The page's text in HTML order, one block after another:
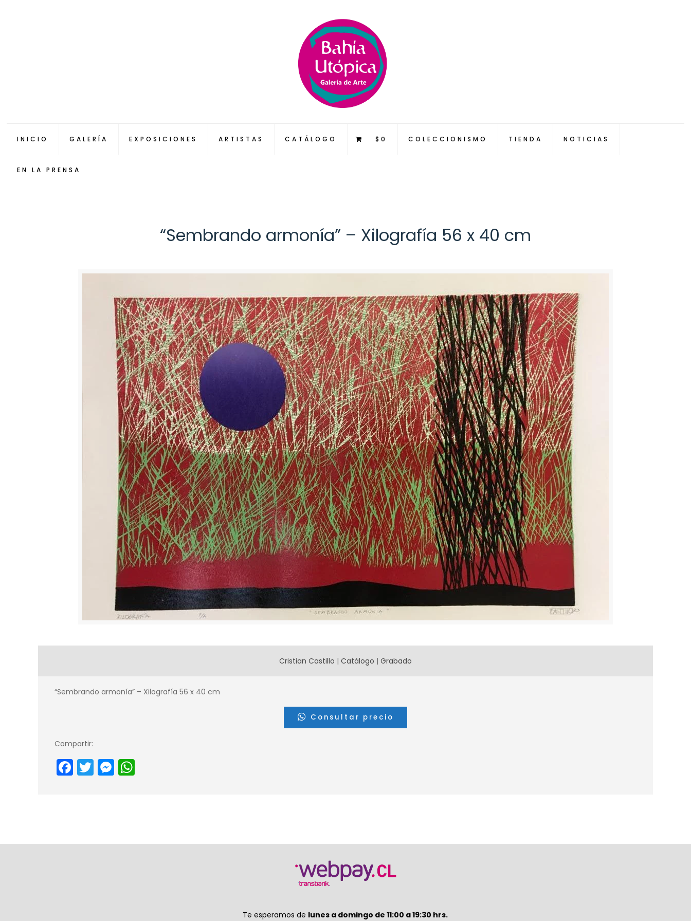
INICIO GALERÍA EXPOSICIONES ARTISTAS CATÁLOGO $0 COLECCIONISMO TIENDA NOTICIAS
EN LA PRENSA
“Sembrando armonía” – Xilografía 56 x 40 cm
Cristian Castillo | Catálogo | Grabado
“Sembrando armonía” – Xilografía 56 x 40 cm
Consultar precio
Compartir:
Facebook
TwitterMessenger
Te esperamos de lunes a domingo de 11:00 a 19:30 hrs.